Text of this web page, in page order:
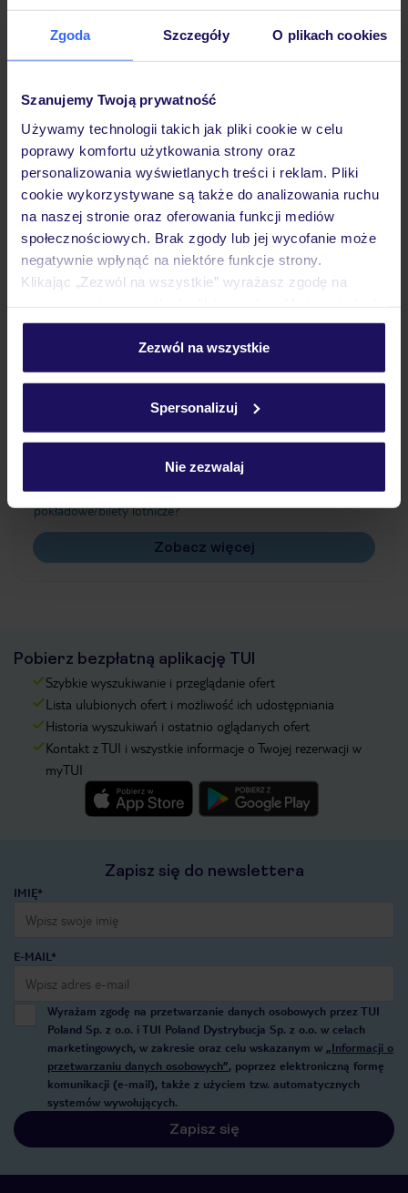
Zgoda Szczegóły O plikach cookies
Szanujemy Twoją prywatność
Używamy technologii takich jak pliki cookie w celu
poprawy komfortu użytkowania strony oraz
personalizowania wyświetlanych treści i reklam. Pliki
cookie wykorzystywane są także do analizowania ruchu
na naszej stronie oraz oferowania funkcji mediów
społecznościowych. Brak zgody lub jej wycofanie może
negatywnie wpłynąć na niektóre funkcje strony.
Klikając „Zezwól na wszystkie” wyrażasz zgodę na
personalizować swój wybór wchodząc w zakładkę
Szczegółowe informacje o plikach cookie znajdziesz
Zezwól na wszystkie
Spersonalizuj
Nie zezwalaj
Pokoje
Wyżywienie
Atrakcje
Ważne informacje
Czy w Hotelu będzie przedstawiciel TUI?
Na jakiej podstawie i gdzie otrzymam karty
pokładowe/bilety lotnicze?
Zobacz więcej
Pobierz bezpłatną aplikację TUI
Szybkie wyszukiwanie i przeglądanie ofert
Lista ulubionych ofert i możliwość ich udostępniania
Historia wyszukiwań i ostatnio oglądanych ofert
Kontakt z TUI i wszystkie informacje o Twojej rezerwacji w
myTUI
Zapisz się do newslettera
IMIĘ*
E-MAIL*
Wyrażam zgodę na przetwarzanie danych osobowych przez TUI
Poland Sp. z o.o. i TUI Poland Dystrybucja Sp. z o.o. w celach
marketingowych, w zakresie oraz celu wskazanym w „Informacji o
przetwarzaniu danych osobowych”, poprzez elektroniczną formę
komunikacji (e-mail), także z użyciem tzw. automatycznych
systemów wywołujących.
Zapisz się